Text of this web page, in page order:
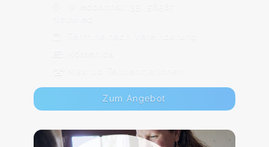
Wiedbachstr.35, 56567
Termine nach Vereinbarung
Max. 10 TeilnehmerInnen
Zum Angebot